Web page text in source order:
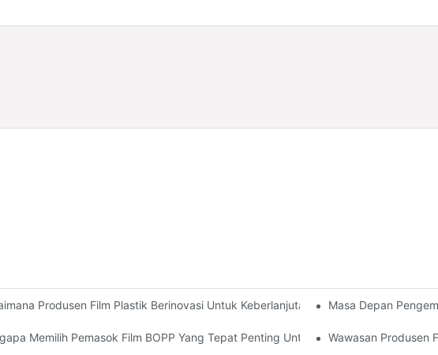
Produsen Film Plastik Berinovasi Untuk Keberlanjutan Masa Depan
Memilih Pemasok Film BOPP Yang Tepat Penting Untuk Bisnis AndaWawasan Produsen